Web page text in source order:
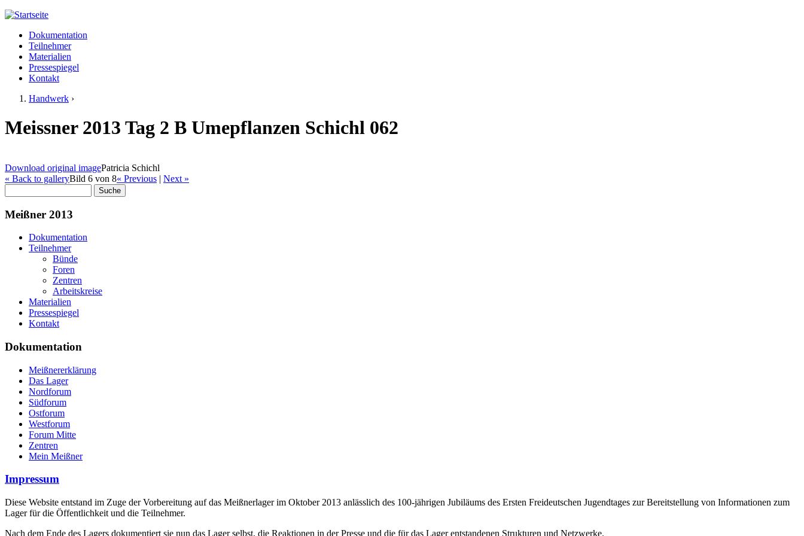
Jump to navigation
Meißner 2013
Hauptmenü
Dokumentation
Teilnehmer
Materialien
Pressespiegel
Kontakt
Handwerk ›
Meissner 2013 Tag 2 B Umepflanzen Schichl 062
Download original imagePatricia Schichl
« Back to galleryBild 6 von 8« Previous | Next »
Meißner 2013
Dokumentation
Teilnehmer
Bünde
Foren
Zentren
Arbeitskreise
Materialien
Pressespiegel
Kontakt
Dokumentation
Meißnererklärung
Das Lager
Nordforum
Südforum
Ostforum
Westforum
Forum Mitte
Zentren
Mein Meißner
Impressum
Diese Website entstand im Zuge der Vorbereitung auf das Meißnerlager im Oktober 2013 anlässlich des 100-jährigen Jubiläums des Ersten Freideutschen Jugendtages zur Bereitstellung von Informationen zum
Lager für die Öffentlichkeit und die Teilnehmer.
Nach dem Ende des Lagers dokumentiert sie nun das Lager selbst, die Reaktionen in der Presse und die für das Lager entstandenen Strukturen und Netzwerke.